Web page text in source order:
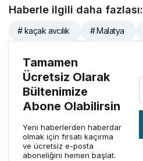
Haberle ilgili daha fazlası:
# kaçak avcılık # Malatya
Tamamen
Ücretsiz Olarak
Bültenimize
Abone Olabilirsin
Yeni haberlerden haberdar
olmak için fırsatı kaçırma
ve ücretsiz e-posta
aboneliğini hemen başlat.